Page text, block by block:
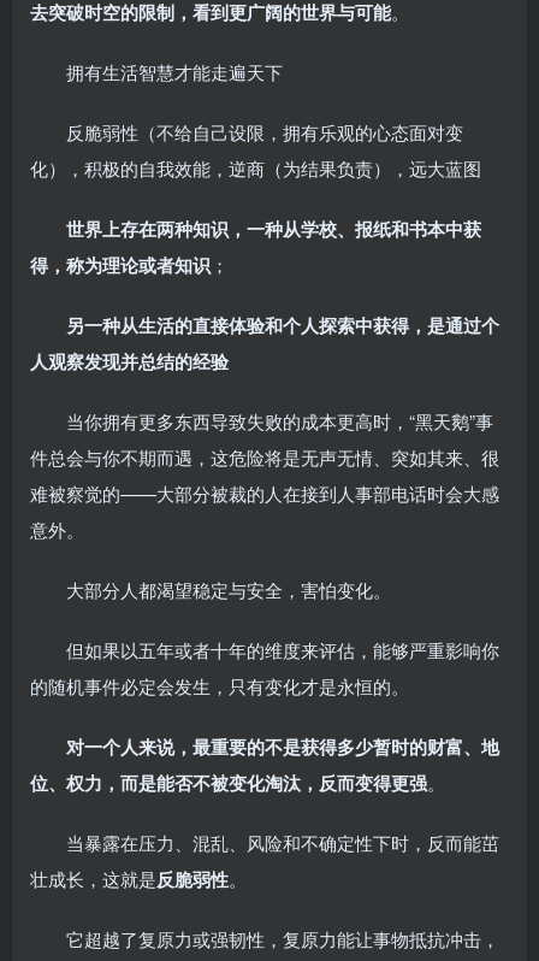
去突破时空的限制，看到更广阔的世界与可能。
拥有生活智慧才能走遍天下
反脆弱性（不给自己设限，拥有乐观的心态面对变
化），积极的自我效能，逆商（为结果负责），远大蓝图
世界上存在两种知识，一种从学校、报纸和书本中获
得，称为理论或者知识 ；
另一种从生活的直接体验和个人探索中获得，是通过个
人观察发现并总结的经验
当你拥有更多东西导致失败的成本更高时，“黑天鹅”事
件总会与你不期而遇，这危险将是无声无情、突如其来、很
难被察觉的——大部分被裁的人在接到人事部电话时会大感
意外。
大部分人都渴望稳定与安全，害怕变化。
但如果以五年或者十年的维度来评估，能够严重影响你
的随机事件必定会发生，只有变化才是永恒的。
对一个人来说，最重要的不是获得多少暂时的财富、地
位、权力，而是能否不被变化淘汰，反而变得更强。
当暴露在压力、混乱、风险和不确定性下时，反而能茁
壮成长，这就是反脆弱性。
它超越了复原力或强韧性，复原力能让事物抵抗冲击，